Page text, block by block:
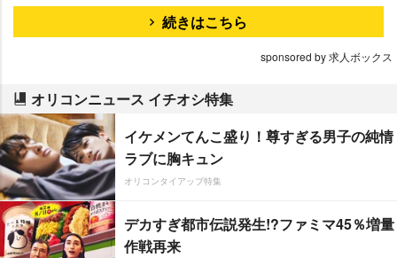
続きはこちら
sponsored by 求人ボックス
オリコンニュース イチオシ特集
イケメンてんこ盛り！尊すぎる男子の純情
ラブに胸キュン
オリコンタイアップ特集
デカすぎ都市伝説発生!?ファミマ45％増量
作戦再来